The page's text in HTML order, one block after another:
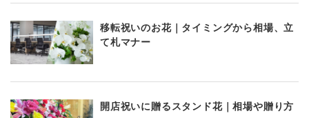
移転祝いのお花｜タイミングから相場、立
て札マナー
開店祝いに贈るスタンド花｜相場や贈り方